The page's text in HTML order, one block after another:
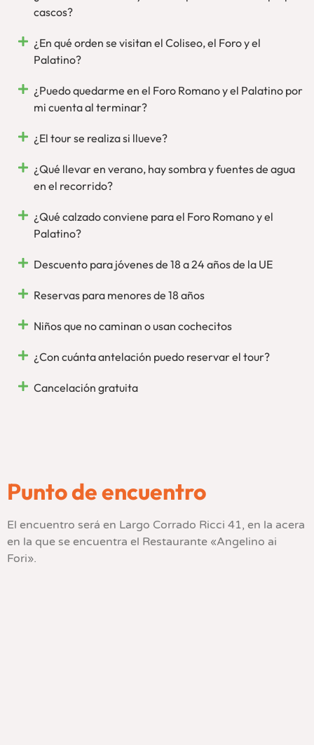
cascos?
¿En qué orden se visitan el Coliseo, el Foro y el
Palatino?
¿Puedo quedarme en el Foro Romano y el Palatino por
mi cuenta al terminar?
¿El tour se realiza si llueve?
¿Qué llevar en verano, hay sombra y fuentes de agua
en el recorrido?
¿Qué calzado conviene para el Foro Romano y el
Palatino?
Descuento para jóvenes de 18 a 24 años de la UE
Reservas para menores de 18 años
Niños que no caminan o usan cochecitos
¿Con cuánta antelación puedo reservar el tour?
Cancelación gratuita
Punto de encuentro
El encuentro será en Largo Corrado Ricci 41, en la acera
en la que se encuentra el Restaurante «Angelino ai
Fori».